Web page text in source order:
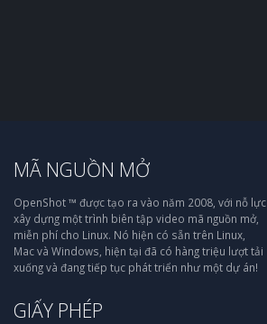
MÃ NGUỒN MỞ
OpenShot ™ được tạo ra vào năm 2008, với nỗ lực
xây dựng một trình biên tập video mã nguồn mở,
miễn phí cho Linux. Nó hiện có sẵn trên Linux,
Mac và Windows, hiện tại đã có hàng triệu lượt tải
xuống và đang tiếp tục phát triển như một dự án!
GIẤY PHÉP